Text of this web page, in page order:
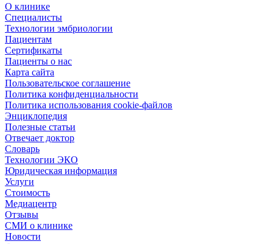
О клинике
Специалисты
Технологии эмбриологии
Пациентам
Сертификаты
Пациенты о нас
Карта сайта
Пользовательское соглашение
Политика конфиденциальности
Политика использования cookie-файлов
Энциклопедия
Полезные статьи
Отвечает доктор
Словарь
Технологии ЭКО
Юридическая информация
Услуги
Стоимость
Медиацентр
Отзывы
СМИ о клинике
Новости